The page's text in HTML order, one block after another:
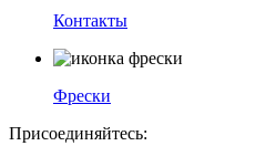
Контакты
Фрески
Присоединяйтесь: